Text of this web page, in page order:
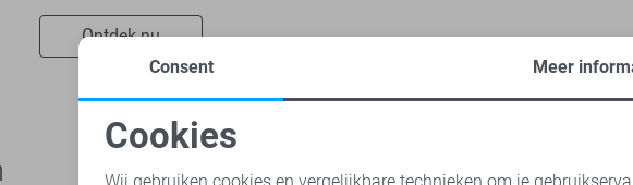
Ontdek nu
Noodzakelijke cookies
Consent Meer
Cookies